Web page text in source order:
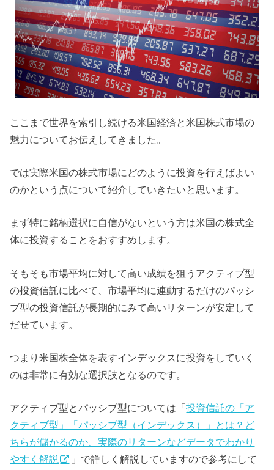
ここまで世界を索引し続ける米国経済と米国株式市場の
魅力についてお伝えしてきました。
では実際米国の株式市場にどのように投資を行えばよい
のかという点について紹介していきたいと思います。
まず特に銘柄選択に自信がないという方は米国の株式全
体に投資することをおすすめします。
そもそも市場平均に対して高い成績を狙うアクティブ型
の投資信託に比べて、市場平均に連動するだけのパッシ
ブ型の投資信託が長期的にみて高いリターンが安定して
だせています。
つまり米国株全体を表すインデックスに投資をしていく
のは非常に有効な選択肢となるのです。
アクティブ型とパッシブ型については「投資信託の「ア
クティブ型」「パッシブ型（インデックス）」とは？ど
ちらが儲かるのか、実際のリターンなどデータでわかり
やすく解説
」で詳しく解説していますので参考にして